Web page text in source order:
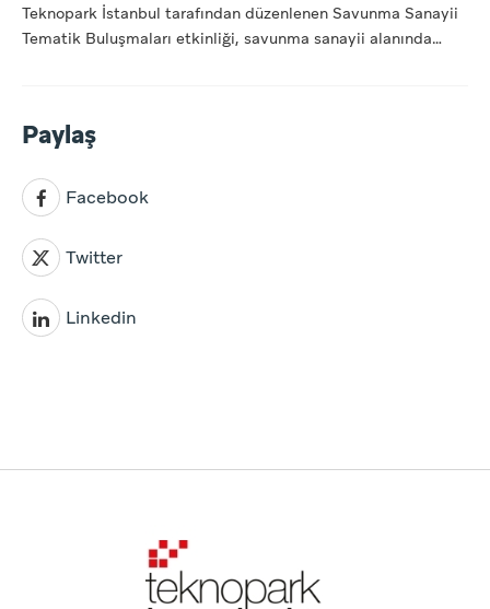
Teknopark İstanbul tarafından düzenlenen Savunma Sanayii
Tematik Buluşmaları etkinliği, savunma sanayii alanında
Paylaş
Facebook
Twitter
Linkedin